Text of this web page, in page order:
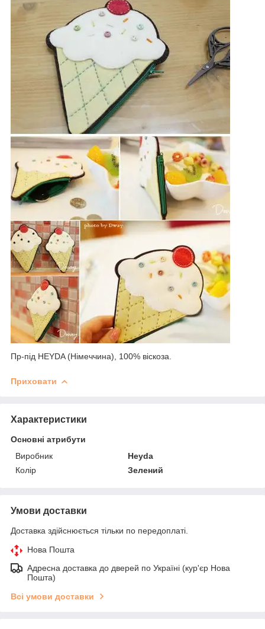
Пр-під HEYDA (Німеччина), 100% віскоза.
Приховати
Характеристики
Основні атрибути
Виробник
Heyda
Колір
Зелений
Умови доставки
Доставка здійснюється тільки по передоплаті.
Нова Пошта
Адресна доставка до дверей по Україні (кур'єр Нова
Пошта)
Всі умови доставки